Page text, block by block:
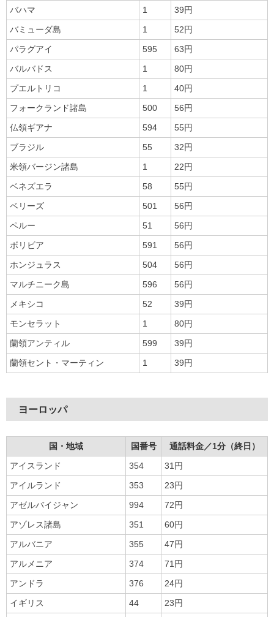
バハマ
1
39円
バミューダ島
1
52円
パラグアイ
595
63円
バルバドス
1
80円
プエルトリコ
1
40円
フォークランド諸島
500
56円
仏領ギアナ
594
55円
ブラジル
55
32円
米領バージン諸島
1
22円
ベネズエラ
58
55円
ベリーズ
501
56円
ペルー
51
56円
ボリビア
591
56円
ホンジュラス
504
56円
マルチニーク島
596
56円
メキシコ
52
39円
モンセラット
1
80円
蘭領アンティル
599
39円
蘭領セント・マーティン
1 39円
ヨーロッパ
国・地域 国番号
通話料金／1分（終日）
アイスランド
354
31円
アイルランド
353
23円
アゼルバイジャン
994
72円
アゾレス諸島
351
60円
アルバニア
355
47円
アルメニア
374
71円
アンドラ
376
24円
イギリス
44
23円